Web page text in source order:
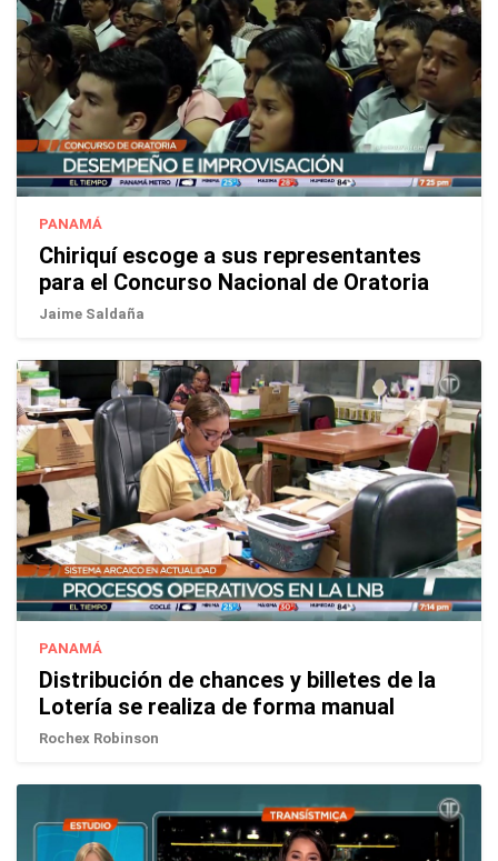
PANAMÁ
Chiriquí escoge a sus representantes
para el Concurso Nacional de Oratoria
Jaime Saldaña
PANAMÁ
Distribución de chances y billetes de la
Lotería se realiza de forma manual
Rochex Robinson